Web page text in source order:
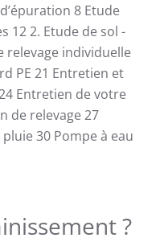
8 Etude
122. Etude de sol -
relevage individuelle
PE 21 Entretien et
Entretien de votre
de relevage 27
pluie 30 Pompe à eau
?